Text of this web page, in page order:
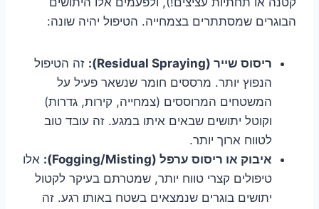
הבוגרים שמסתתרים בצמחייה. הטיפול יהיה שונה:
ריסוס שייר (Residual Spraying):
זה הטיפול
הנפוץ יותר. מרססים חומר שנשאר פעיל על
המשטחים המרוססים (צמחייה, קירות, גדרות)
וקוטל יתושים שבאים איתו במגע. זה עובד טוב
לטווח ארוך יותר.
איבוק או ריסוס ערפל (Fogging/Misting):
אלו
טיפולים קצרי טווח יותר, שמטרתם בעיקר לקטול
יתושים בוגרים שנמצאים בשטח באותו רגע. זה